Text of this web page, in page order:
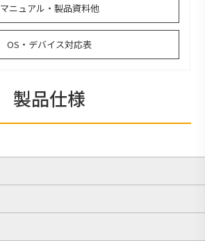
マニュアル・製品資料他
OS・デバイス対応表
製品仕様